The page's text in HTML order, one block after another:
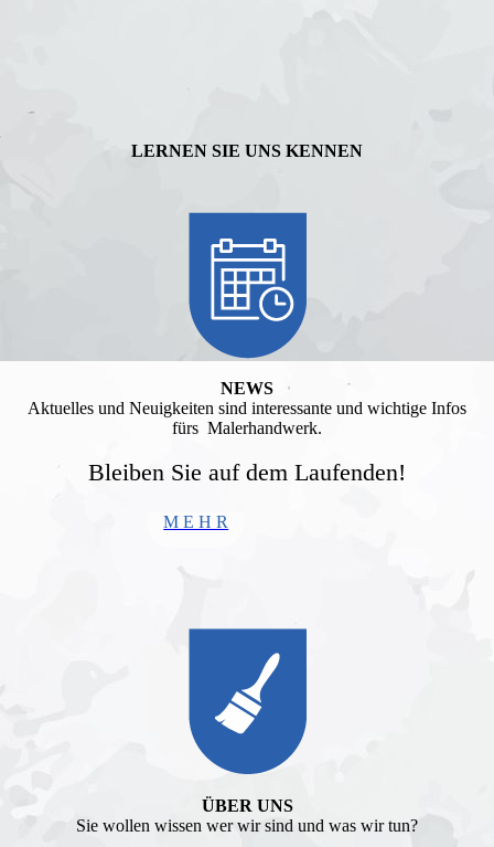
LERNEN SIE UNS KENNEN
NEWS
Aktuelles und Neuigkeiten sind interessante und wichtige Infos
fürs Malerhandwerk.
Bleiben Sie auf dem Laufenden!
M E H R
ÜBER UNS
Sie wollen wissen wer wir sind und was wir tun?